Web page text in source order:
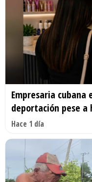
Empresaria cubana
deportación pese a
Hace 1 día